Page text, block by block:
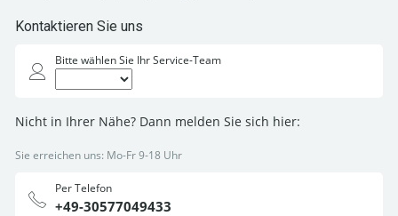
Kontaktieren Sie uns
Bitte wählen Sie Ihr Service-Team
Nicht in Ihrer Nähe? Dann melden Sie sich hier:
Sie erreichen uns: Mo-Fr 9-18 Uhr
Per Telefon
+49-30577049433